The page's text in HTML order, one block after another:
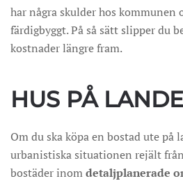
har några skulder hos kommunen
färdigbyggt. På så sätt slipper du
kostnader längre fram.
HUS PÅ
Om du ska köpa en bostad ute på
urbanistiska situationen rejält
bostäder inomdetaljplanerade